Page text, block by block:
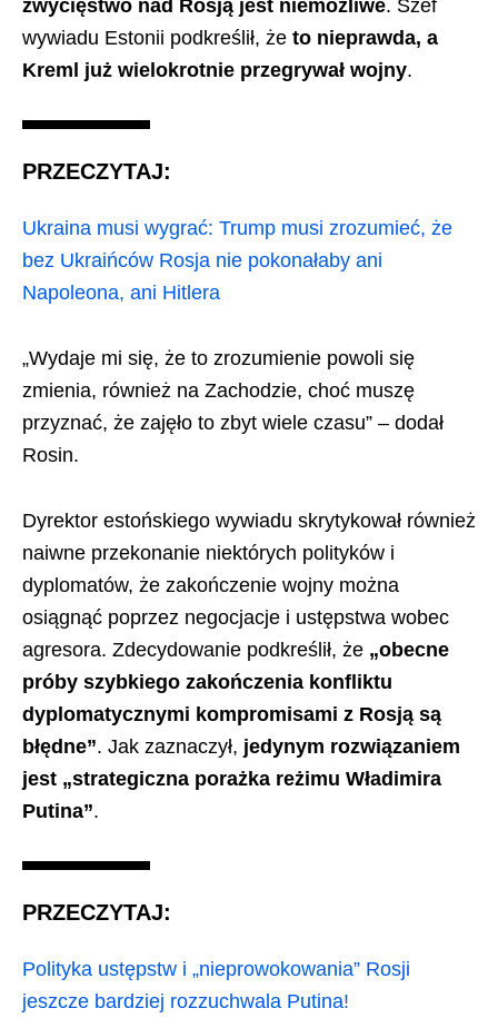
zwycięstwo nad Rosją jest niemożliwe. Szef
wywiadu Estonii podkreślił, że to nieprawda, a
Kreml już wielokrotnie przegrywał wojny.
PRZECZYTAJ:
Ukraina musi wygrać: Trump musi zrozumieć, że
bez Ukraińców Rosja nie pokonałaby ani
Napoleona, ani Hitlera
„Wydaje mi się, że to zrozumienie powoli się
zmienia, również na Zachodzie, choć muszę
przyznać, że zajęło to zbyt wiele czasu” – dodał
Rosin.
Dyrektor estońskiego wywiadu skrytykował również
naiwne przekonanie niektórych polityków i
dyplomatów, że zakończenie wojny można
osiągnąć poprzez negocjacje i ustępstwa wobec
agresora. Zdecydowanie podkreślił, że „obecne
próby szybkiego zakończenia konfliktu
dyplomatycznymi kompromisami z Rosją są
błędne”. Jak zaznaczył, jedynym rozwiązaniem
jest „strategiczna porażka reżimu Władimira
Putina”.
PRZECZYTAJ:
Polityka ustępstw i „nieprowokowania” Rosji
jeszcze bardziej rozzuchwala Putina!